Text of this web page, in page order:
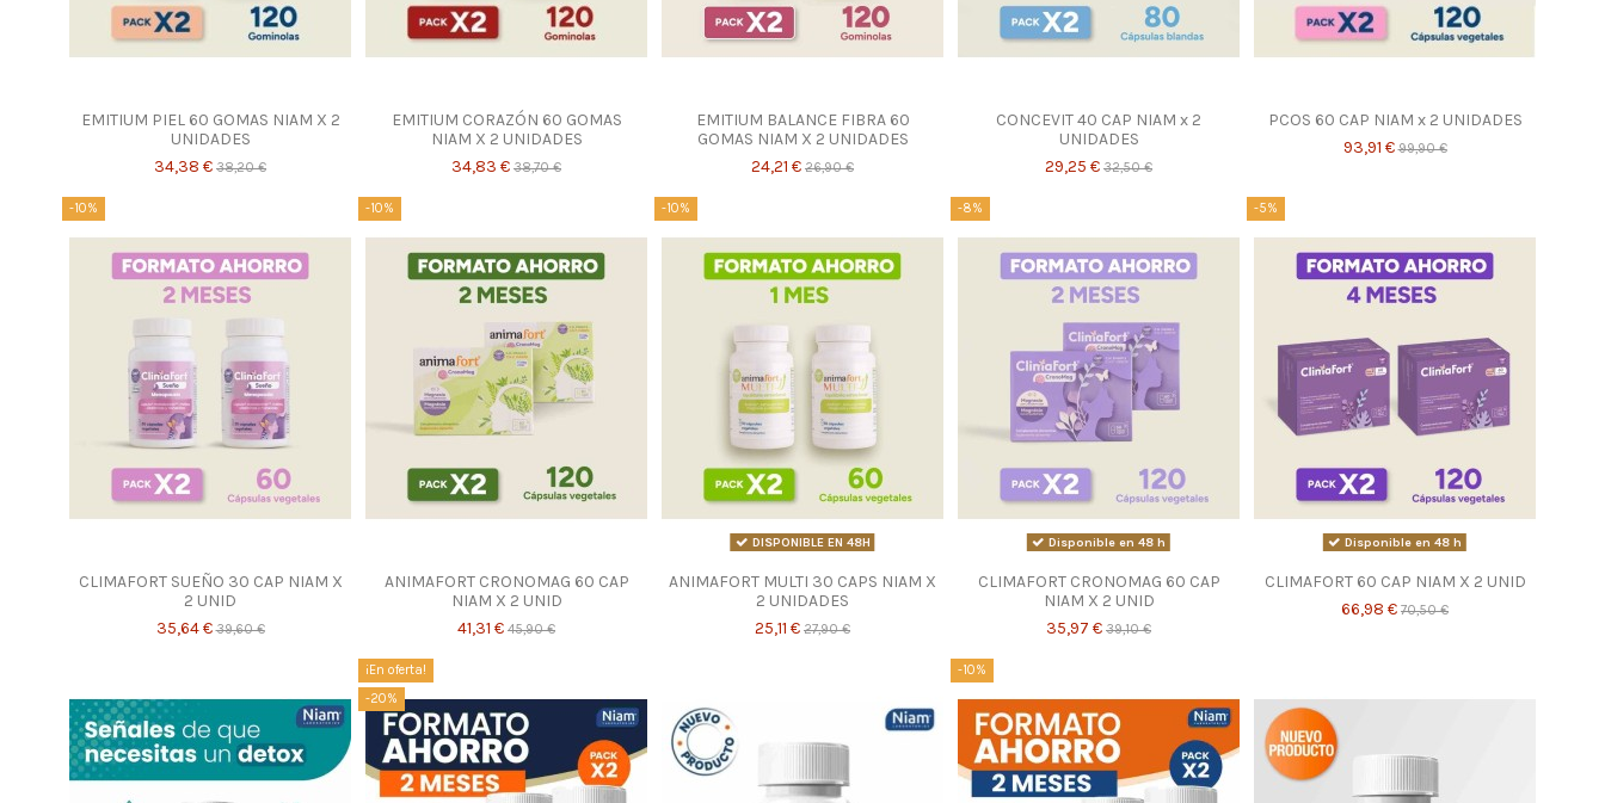
EMITIUM PIEL 60 GOMAS NIAM X 2
UNIDADES
34,38 € 38,20 €
EMITIUM CORAZÓN 60 GOMAS
NIAM X 2 UNIDADES
34,83 € 38,70 €
EMITIUM BALANCE FIBRA 60
GOMAS NIAM X 2 UNIDADES
24,21 € 26,90 €
CONCEVIT 40 CAP NIAM x 2
UNIDADES
29,25 € 32,50 €
PCOS 60 CAP NIAM x 2 UNIDADES
93,91 €99,90 €
-10%
CLIMAFORT SUEÑO 30 CAP NIAM X
2 UNID
35,64 €39,60 €
-10%
ANIMAFORT CRONOMAG 60 CAP
NIAM X 2 UNID
41,31 € 45,90 €
-10%
DISPONIBLE EN 48H
ANIMAFORT MULTI 30 CAPS NIAM X
2 UNIDADES
25,11 € 27,90 €
-8%
Disponible en 48 h
CLIMAFORT CRONOMAG 60 CAP
NIAM X 2 UNID
35,97 € 39,10 €
-5%
Disponible en 48 h
CLIMAFORT 60 CAP NIAM X 2 UNID
66,98 € 70,50 €
¡En oferta!
-20%
-10%